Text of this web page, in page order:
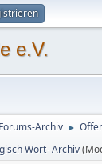
e.V.
Forums-Archiv ►
Wort- Archiv